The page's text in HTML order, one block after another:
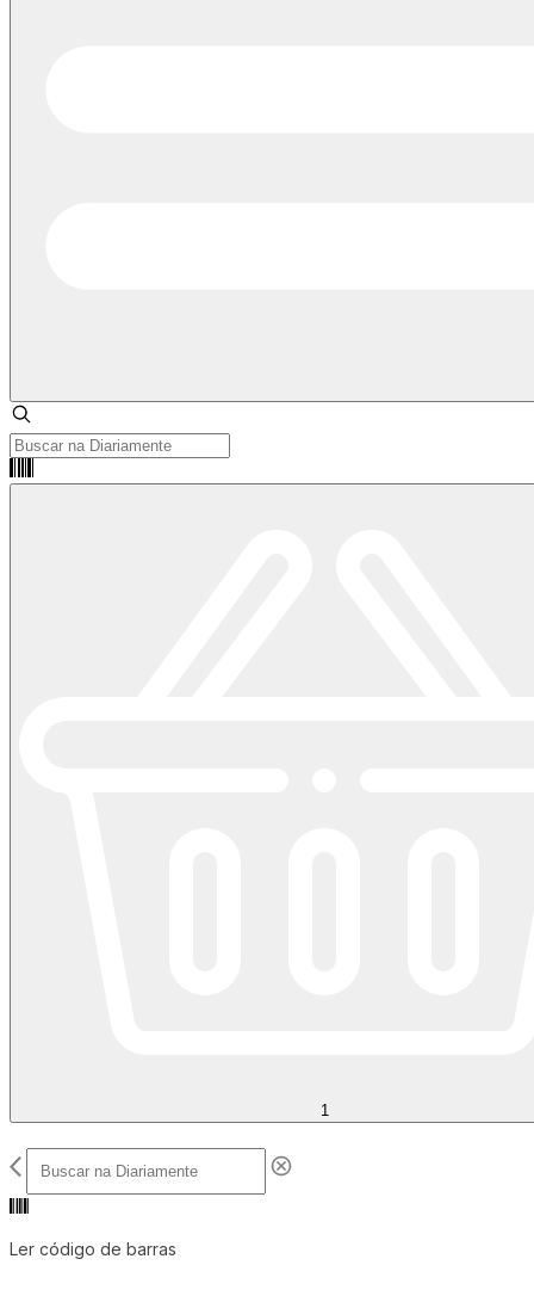
1
Ler código de barras